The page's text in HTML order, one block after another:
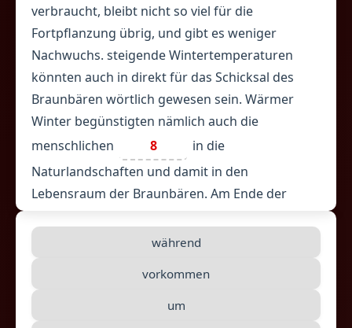
verbraucht, bleibt nicht so viel für die
Fortpflanzung übrig, und gibt es weniger
Nachwuchs. steigende Wintertemperaturen
könnten auch in direkt für das Schicksal des
Braunbären wörtlich gewesen sein. Wärmer
Winter begünstigten nämlich auch die
menschlichen
8
in die
Naturlandschaften und damit in den
Lebensraum der Braunbären. Am Ende der
überall in Europa heimlich großes Aussterben
gab es in Südwesteuropa vor 70 7 bis 0 Jahren.
Richtig begrab
Braunbären aber vor etwa Jahre, als sich
während
vorkommen
um